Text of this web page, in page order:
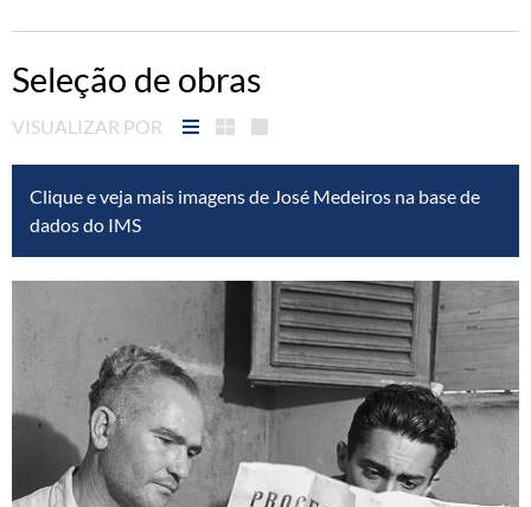
Seleção de obras
VISUALIZAR POR
Clique e veja mais imagens de José Medeiros na base de
dados do IMS